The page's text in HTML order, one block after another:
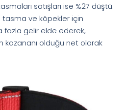
satışları ise %27 düştü.
ve köpekler için
fazla gelir elde ederek,
kazananı olduğu net olarak